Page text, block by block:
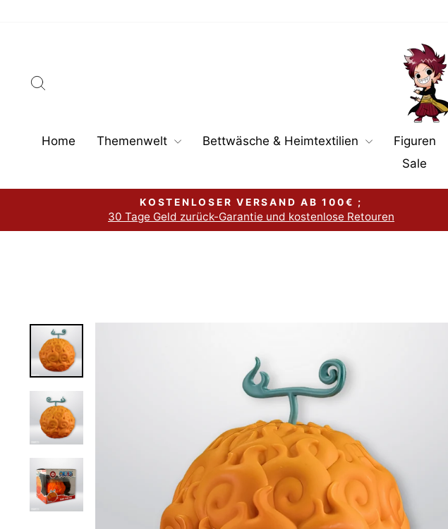
Home Themenwelt Bettwäsche & Heimtextilien Figuren
Sale
KOSTENLOSER VERSAND AB 100€ ;
30 Tage Geld zurück-Garantie und kostenlose Retouren